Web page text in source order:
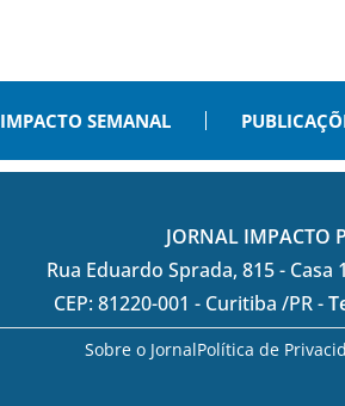
IMPACTO SEMANAL
JORNAL IMPACTO
Rua Eduardo Sprada, 815 -
CEP: 81220-001 - Curitiba /PR -
Sobre o JornalPolítica de